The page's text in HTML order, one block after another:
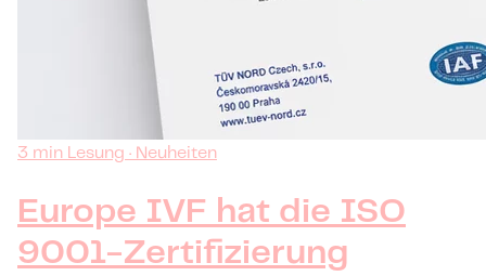
3 min Lesung · Neuheiten
Europe IVF hat die ISO
9001-Zertifizierung